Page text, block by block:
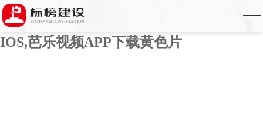
芭乐APP官方网站下载进入,芭乐APP下载
网址进入18免费破解,芭乐视频APP下载
IOS,芭乐视频APP下载黄色片